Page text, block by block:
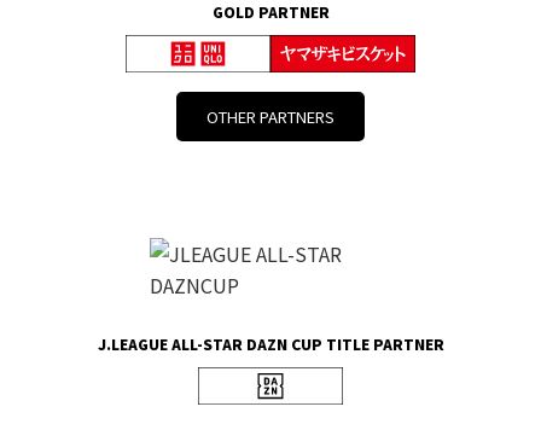
GOLD PARTNER
OTHER PARTNERS
J.LEAGUE ALL-STAR DAZN CUP TITLE PARTNER